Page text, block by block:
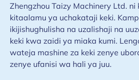
Zhengzhou Taizy Machinery Ltd. ni
kitaalamu ya uchakataji keki.
ikijishughulisha na uzalishaji na
keki kwa zaidi ya miaka kumi.
wateja mashine za keki zenye
zenye ufanisi wa hali ya juu.